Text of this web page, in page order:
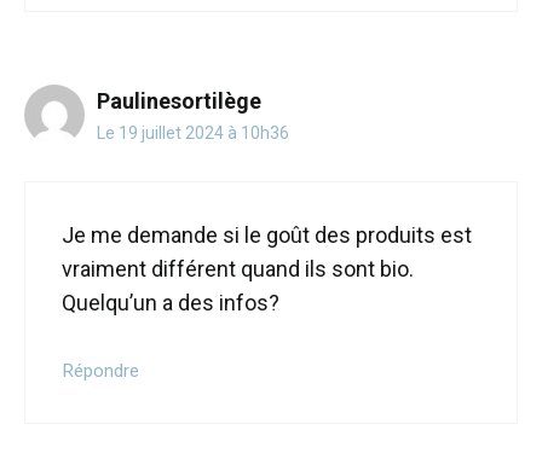
Paulinesortilège
Le 19 juillet 2024 à 10h36
Je me demande si le goût des produits est
vraiment différent quand ils sont bio.
Quelqu’un a des infos?
Répondre